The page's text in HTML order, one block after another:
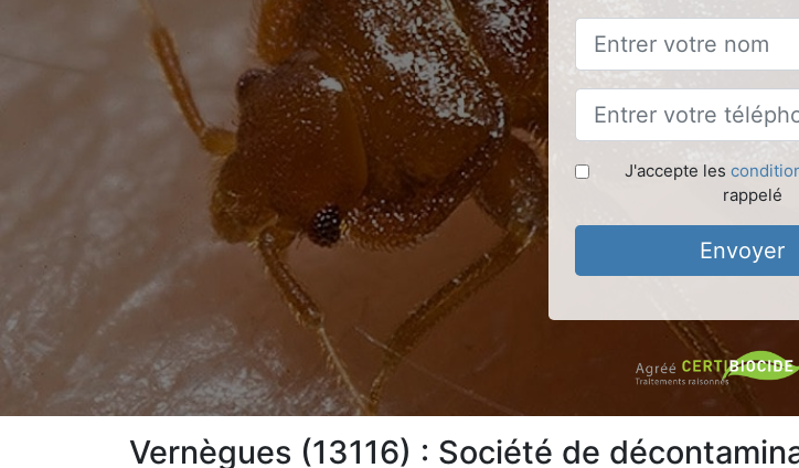
J'accepte les
rappelé
Envoyer
Vernègues (13116) : Société de